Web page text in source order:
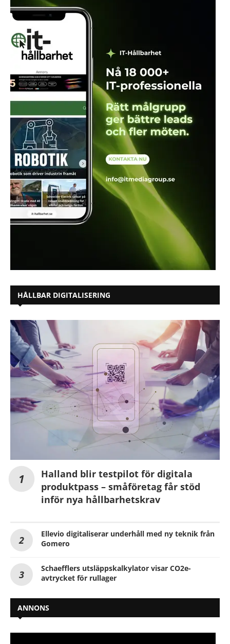
HÅLLBAR DIGITALISERING
Halland blir testpilot för digitala
produktpass – småföretag får stöd
inför nya hållbarhetskrav
Ellevio digitaliserar underhåll med ny teknik från
Gomero
Schaefflers utsläppskalkylator visar CO2e-
avtrycket för rullager
ANNONS